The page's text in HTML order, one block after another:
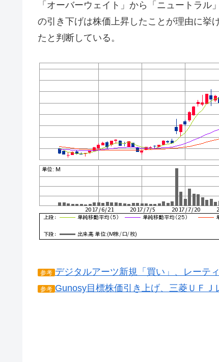
「オーバーウェイト」から「ニュートラ
の引き下げは株価上昇したことが理由に挙
たと判断している。
参考 デジタルアーツ新規「買い」、レーテ
参考 Gunosy目標株価引き上げ、三菱ＵＦ